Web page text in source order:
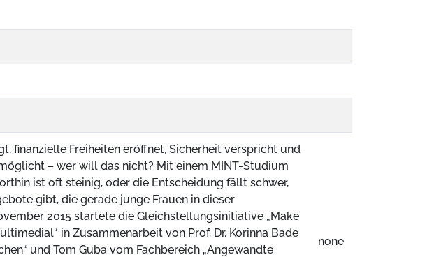
finanzielle Freiheiten eröffnet, Sicherheit verspricht und
– wer will das nicht? Mit einem MINT-Studium
ist oft steinig, oder die Entscheidung fällt schwer,
gibt, die gerade junge Frauen in dieser
2015 startete die Gleichstellungsinitiative „Make
in Zusammenarbeit von Prof. Dr. Korinna Bade
und Tom Guba vom Fachbereich „Angewandte
none